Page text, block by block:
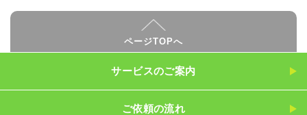
ページTOPへ
サービスのご案内
ご依頼の流れ